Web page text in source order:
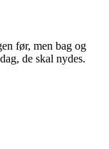
før, men bag og
de skal nydes.